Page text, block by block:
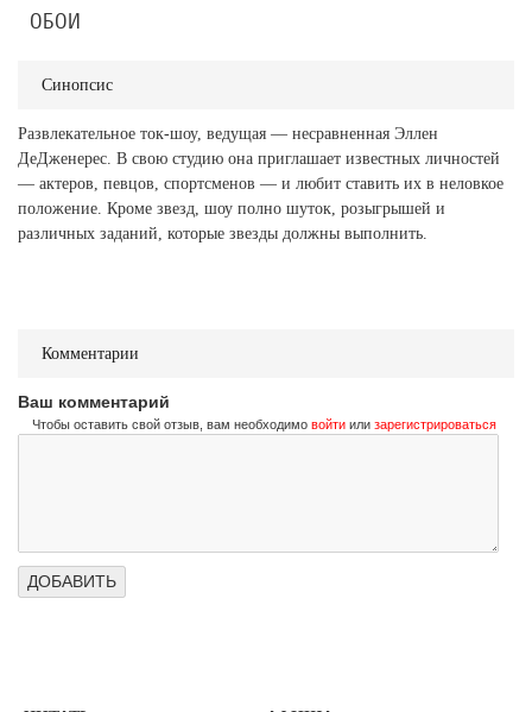
Синопсис
Развлекательное ток-шоу, ведущая — несравненная Эллен
ДеДженерес. В свою студию она приглашает известных личностей
— актеров, певцов, спортсменов — и любит ставить их в неловкое
положение. Кроме звезд, шоу полно шуток, розыгрышей и
различных заданий, которые звезды должны выполнить.
Комментарии
Ваш комментарий
Чтобы оставить свой отзыв, вам необходимо войти или зарегистрироваться
ОБОИ